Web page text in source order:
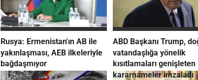
Rusya: Ermenistan'ın AB ile
yakınlaşması, AEB ilkeleriyle
bağdaşmıyor
ABD Başkanı Trump,
vatandaşlığa yönelik
kısıtlamaları genişleten
kararnameler imzaladı